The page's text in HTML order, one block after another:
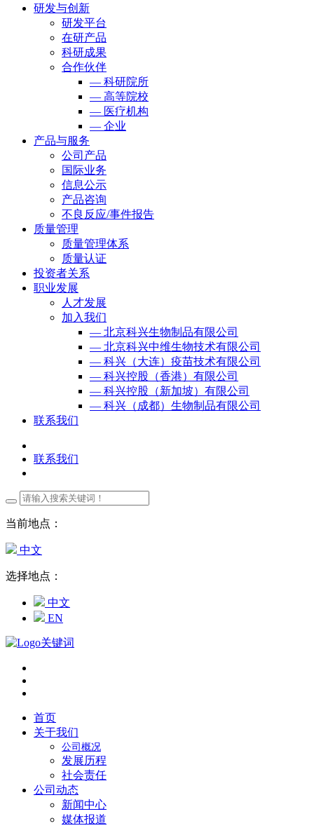
研发与创新
研发平台
在研产品
科研成果
合作伙伴
— 科研院所
— 高等院校
— 医疗机构
— 企业
产品与服务
公司产品
国际业务
信息公示
产品咨询
不良反应/事件报告
质量管理
质量管理体系
质量认证
投资者关系
职业发展
人才发展
加入我们
— 北京科兴生物制品有限公司
— 北京科兴中维生物技术有限公司
— 科兴（大连）疫苗技术有限公司
— 科兴控股（香港）有限公司
— 科兴控股（新加坡）有限公司
— 科兴（成都）生物制品有限公司
联系我们
联系我们
当前地点：
中文
选择地点：
中文
EN
首页
关于我们
公司概况
发展历程
社会责任
公司动态
新闻中心
媒体报道